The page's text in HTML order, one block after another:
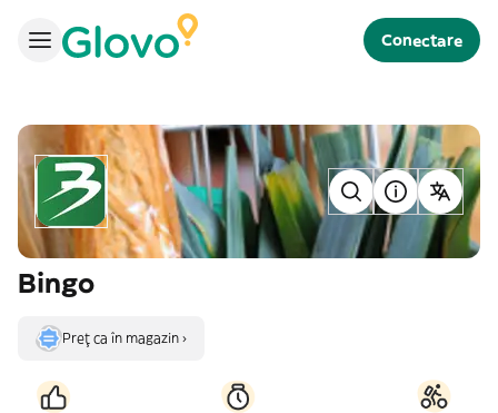
Conectare
Bingo
Preț ca în magazin ›